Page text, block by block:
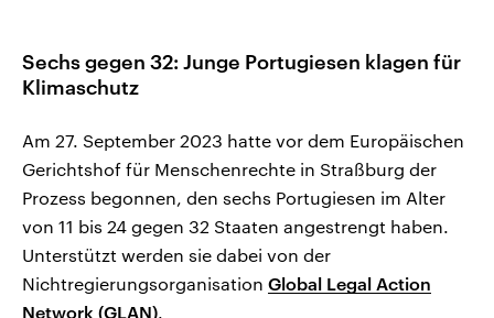
Sechs gegen 32: Junge Portugiesen klagen für
Klimaschutz
Am 27. September 2023 hatte vor dem Europäischen
Gerichtshof für Menschenrechte in Straßburg der
Prozess begonnen, den sechs Portugiesen im Alter
von 11 bis 24 gegen 32 Staaten angestrengt haben.
Unterstützt werden sie dabei von der
Nichtregierungsorganisation Global Legal Action
Network (GLAN).